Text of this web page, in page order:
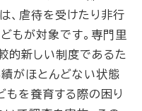
、虐待を受けたり非行
もが対象です。専門里
新しい制度であるた
がほとんどない状態
もを養育する際の困り